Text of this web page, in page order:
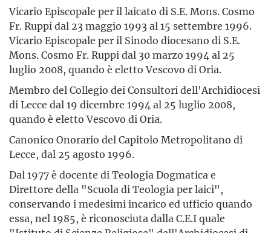
Vicario Episcopale per il laicato di S.E. Mons. Cosmo
Fr. Ruppi dal 23 maggio 1993 al 15 settembre 1996.
Vicario Episcopale per il Sinodo diocesano di S.E.
Mons. Cosmo Fr. Ruppi dal 30 marzo 1994 al 25
luglio 2008, quando è eletto Vescovo di Oria.
Membro del Collegio dei Consultori dell'Archidiocesi
di Lecce dal 19 dicembre 1994 al 25 luglio 2008,
quando è eletto Vescovo di Oria.
Canonico Onorario del Capitolo Metropolitano di
Lecce, dal 25 agosto 1996.
Dal 1977 è docente di Teologia Dogmatica e
Direttore della "Scuola di Teologia per laici",
conservando i medesimi incarico ed ufficio quando
essa, nel 1985, è riconosciuta dalla C.E.I quale